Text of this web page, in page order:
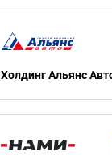
Холдинг Альянс